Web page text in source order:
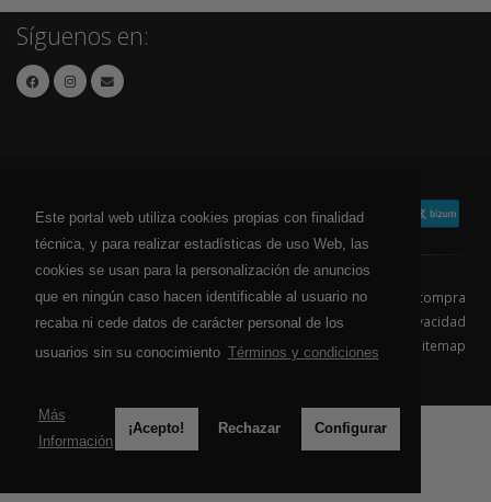
Este portal web utiliza cookies propias con finalidad
técnica, y para realizar estadísticas de uso Web, las
cookies se usan para la personalización de anuncios
que en ningún caso hacen identificable al usuario no
recaba ni cede datos de carácter personal de los
usuarios sin su conocimiento Términos y condiciones
Más
Información
¡Acepto! Rechazar Configurar
Síguenos en:
Contacto Aviso Legal
Condiciones de compra
Política de envíos
Política de devolución
Política de Privacidad
Política de Cookies
Sitemap